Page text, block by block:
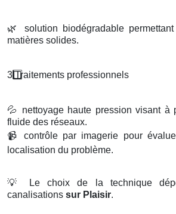
🌿
solution biodégradable
matières solides.
3️Traitements professionnels
💦
nettoyage haute pression visant à
fluide des réseaux.
📹
contrôle par imagerie pour
localisation du problème.
💡
Le choix de la technique
canalisations sur Plaisir.